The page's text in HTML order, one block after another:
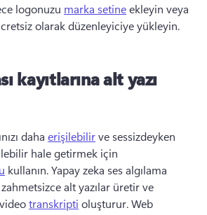
logonuzu marka setine ekleyin veya
olarak düzenleyiciye yükleyin.
kayıtlarına alt yazı
daha erişilebilir ve sessizdeyken
hale getirmek için
kullanın. Yapay zeka ses algılama
alt yazılar üretir ve
transkripti oluşturur. Web